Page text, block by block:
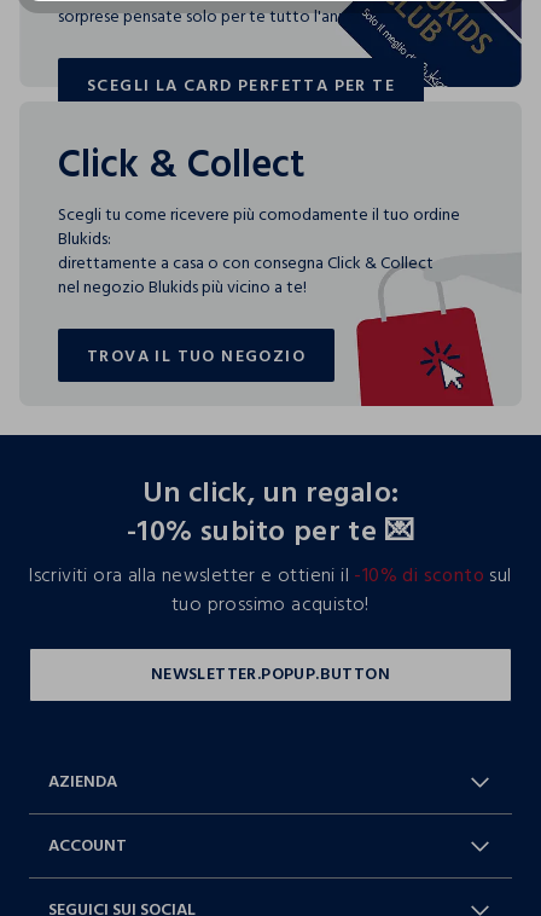
sorprese pensate solo per te tutto l'anno!
SCEGLI LA CARD PERFETTA PER TE
SCEGLI LA CARD PERFETTA PER TE
Click & Collect
Scegli tu come ricevere più comodamente il tuo ordine
Blukids:
direttamente a casa o con consegna Click & Collect
nel negozio Blukids più vicino a te!
TROVA IL TUO NEGOZIO
TROVA IL TUO NEGOZIO
Un click, un regalo:
-10% subito per te 💌
Iscriviti ora alla newsletter e ottieni il -10% di sconto sul
tuo prossimo acquisto!
AZIENDA
ACCOUNT
SEGUICI SUI SOCIAL